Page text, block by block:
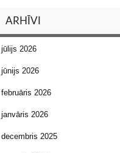
ARHĪVI
jūlijs 2026
jūnijs 2026
februāris 2026
janvāris 2026
decembris 2025